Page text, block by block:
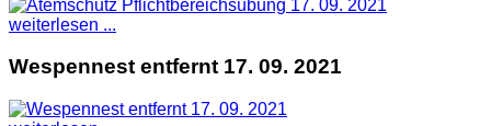
weiterlesen ...
Wespennest entfernt 17. 09. 2021